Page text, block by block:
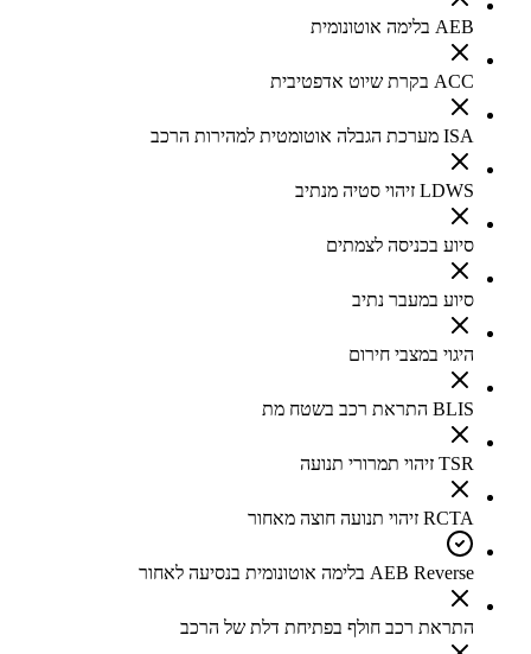
AEB בלימה אוטונומית
ACC בקרת שיוט אדפטיבית
ISA מערכת הגבלה אוטומטית למהירות הרכב
LDWS זיהוי סטיה מנתיב
סיוע בכניסה לצמתים
סיוע במעבר נתיב
היגוי במצבי חירום
BLIS התראת רכב בשטח מת
TSR זיהוי תמרורי תנועה
RCTA זיהוי תנועה חוצה מאחור
AEB Reverse בלימה אוטונומית בנסיעה לאחור
התראת רכב חולף בפתיחת דלת של הרכב